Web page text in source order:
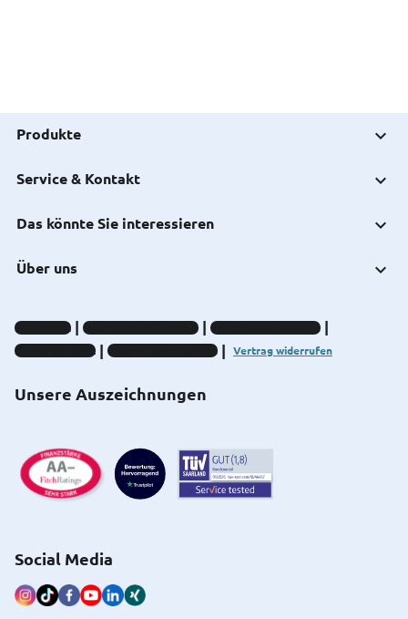
Produkte
Service & Kontakt
Das könnte Sie interessieren
Über uns
Unsere Auszeichnungen
Impressum Datenschutz-Hinweise
Compliance-Hinweise
Barrierefreiheit
Cookie-Einstellungen Vertrag widerrufen
Social Media